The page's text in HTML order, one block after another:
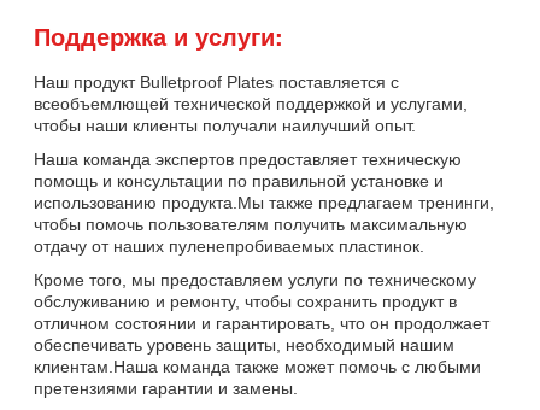
Поддержка и услуги:
Наш продукт Bulletproof Plates поставляется с
всеобъемлющей технической поддержкой и услугами,
чтобы наши клиенты получали наилучший опыт.
Наша команда экспертов предоставляет техническую
помощь и консультации по правильной установке и
использованию продукта.Мы также предлагаем тренинги,
чтобы помочь пользователям получить максимальную
отдачу от наших пуленепробиваемых пластинок.
Кроме того, мы предоставляем услуги по техническому
обслуживанию и ремонту, чтобы сохранить продукт в
отличном состоянии и гарантировать, что он продолжает
обеспечивать уровень защиты, необходимый нашим
клиентам.Наша команда также может помочь с любыми
претензиями гарантии и замены.